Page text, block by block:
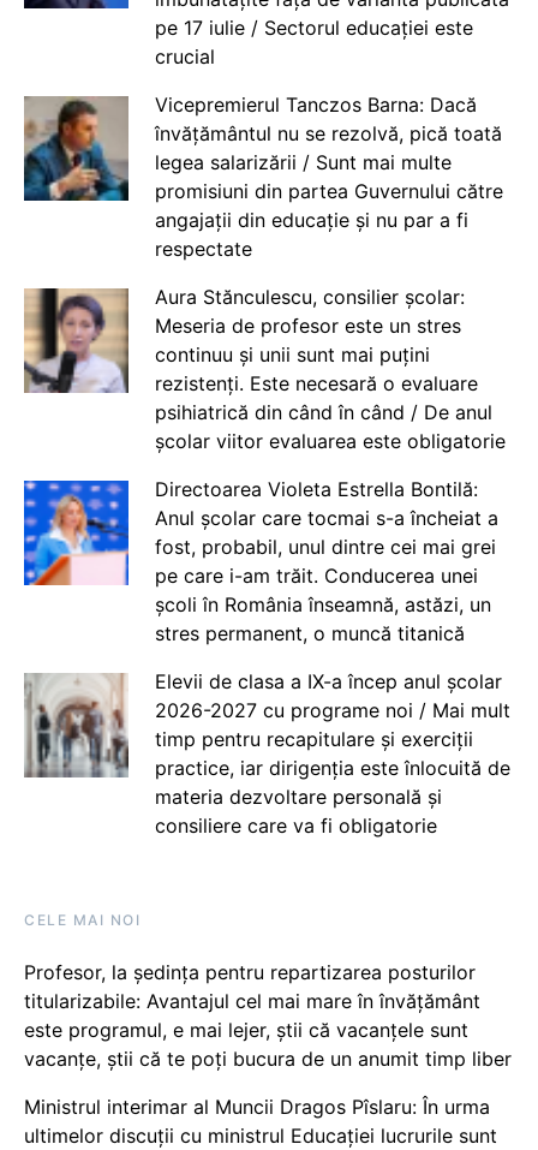
pe 17 iulie / Sectorul educației este
crucial
Vicepremierul Tanczos Barna: Dacă
învățământul nu se rezolvă, pică toată
legea salarizării / Sunt mai multe
promisiuni din partea Guvernului către
angajații din educație și nu par a fi
respectate
Aura Stănculescu, consilier școlar:
Meseria de profesor este un stres
continuu și unii sunt mai puțini
rezistenți. Este necesară o evaluare
psihiatrică din când în când / De anul
școlar viitor evaluarea este obligatorie
Directoarea Violeta Estrella Bontilă:
Anul școlar care tocmai s-a încheiat a
fost, probabil, unul dintre cei mai grei
pe care i-am trăit. Conducerea unei
școli în România înseamnă, astăzi, un
stres permanent, o muncă titanică
Elevii de clasa a IX-a încep anul școlar
2026-2027 cu programe noi / Mai mult
timp pentru recapitulare și exerciții
practice, iar dirigenția este înlocuită de
materia dezvoltare personală și
consiliere care va fi obligatorie
CELE MAI NOI
Profesor, la ședința pentru repartizarea posturilor
titularizabile: Avantajul cel mai mare în învățământ
este programul, e mai lejer, știi că vacanțele sunt
vacanţe, știi că te poți bucura de un anumit timp liber
Ministrul interimar al Muncii Dragos Pîslaru: În urma
ultimelor discuții cu ministrul Educației lucrurile sunt